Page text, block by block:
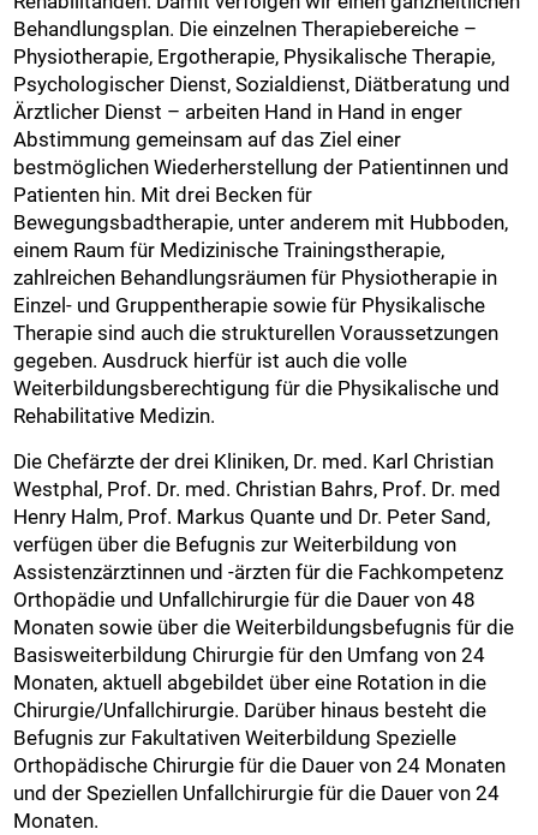
Behandlungsplan. Die einzelnen Therapiebereiche –
Physiotherapie, Ergotherapie, Physikalische Therapie,
Psychologischer Dienst, Sozialdienst, Diätberatung und
Ärztlicher Dienst – arbeiten Hand in Hand in enger
Abstimmung gemeinsam auf das Ziel einer
bestmöglichen Wiederherstellung der Patientinnen und
Patienten hin. Mit drei Becken für
Bewegungsbadtherapie, unter anderem mit Hubboden,
einem Raum für Medizinische Trainingstherapie,
zahlreichen Behandlungsräumen für Physiotherapie in
Einzel- und Gruppentherapie sowie für Physikalische
Therapie sind auch die strukturellen Voraussetzungen
gegeben. Ausdruck hierfür ist auch die volle
Weiterbildungsberechtigung für die Physikalische und
Rehabilitative Medizin.
Die Chefärzte der drei Kliniken, Dr. med. Karl Christian
Westphal, Prof. Dr. med. Christian Bahrs, Prof. Dr. med
Henry Halm, Prof. Markus Quante und Dr. Peter Sand,
verfügen über die Befugnis zur Weiterbildung von
Assistenzärztinnen und -ärzten für die Fachkompetenz
Orthopädie und Unfallchirurgie für die Dauer von 48
Monaten sowie über die Weiterbildungsbefugnis für die
Basisweiterbildung Chirurgie für den Umfang von 24
Monaten, aktuell abgebildet über eine Rotation in die
Chirurgie/Unfallchirurgie. Darüber hinaus besteht die
Befugnis zur Fakultativen Weiterbildung Spezielle
Orthopädische Chirurgie für die Dauer von 24 Monaten
und der Speziellen Unfallchirurgie für die Dauer von 24
Monaten.